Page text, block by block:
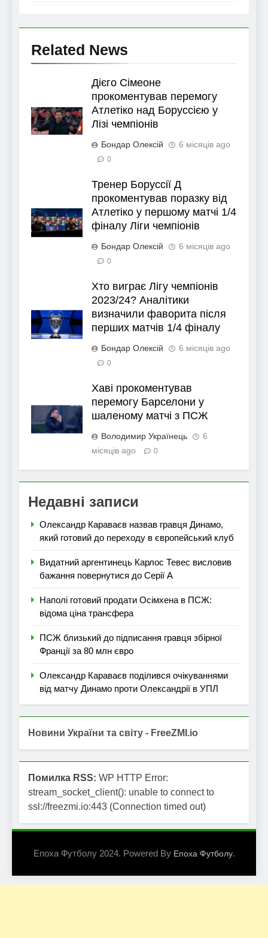
Related News
Дієго Сімеоне
прокоментував перемогу
Атлетіко над Боруссією у
Лізі чемпіонів
Бондар Олексій 6 місяців ago
0
Тренер Боруссії Д
прокоментував поразку від
Атлетіко у першому матчі 1/4
фіналу Ліги чемпіонів
Бондар Олексій 6 місяців ago
0
Хто виграє Лігу чемпіонів
2023/24? Аналітики
визначили фаворита після
перших матчів 1/4 фіналу
Бондар Олексій 6 місяців ago
0
Хаві прокоментував
перемогу Барселони у
шаленому матчі з ПСЖ
Володимир Українець
6
місяців ago
0
Недавні записи
Олександр Караваєв назвав гравця Динамо,
який готовий до переходу в європейський клуб
Видатний аргентинець Карлос Тевес висловив
бажання повернутися до Серії А
Наполі готовий продати Осімхена в ПСЖ:
відома ціна трансфера
ПСЖ близький до підписання гравця збірної
Франції за 80 млн євро
Олександр Караваєв поділився очікуваннями
від матчу Динамо проти Олександрії в УПЛ
Новини України та світу - FreeZMI.io
Помилка RSS: WP HTTP Error:
stream_socket_client(): unable to connect to
ssl://freezmi.io:443 (Connection timed out)
Епоха Футболу 2024. Powered By Епоха Футболу.